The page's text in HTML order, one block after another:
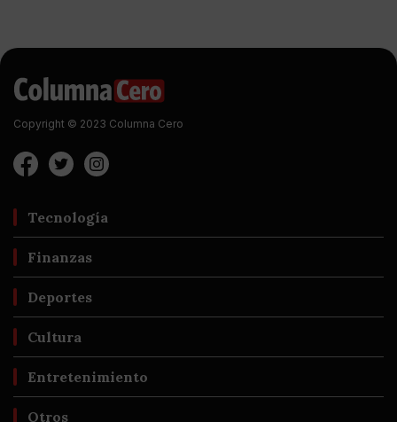
Copyright © 2023 Columna Cero
Tecnología
Finanzas
Deportes
Cultura
Entretenimiento
Otros